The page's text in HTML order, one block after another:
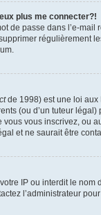
plus me connecter?!
de passe dans l’e-
régulièrement
de 1998) est une loi aux
(ou d’un tuteur
vous vous inscrivez,
et ne saurait être
IP ou interdit le
l’administrateur